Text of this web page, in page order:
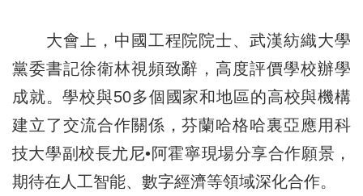
大會上，中國工程院院士、武漢紡織大學
黨委書記徐衛林視頻致辭，高度評價學校辦學
成就。學校與50多個國家和地區的高校與機構
建立了交流合作關係，芬蘭哈格哈裏亞應用科
技大學副校長尤尼•阿霍寧現場分享合作願景，
期待在人工智能、數字經濟等領域深化合作。